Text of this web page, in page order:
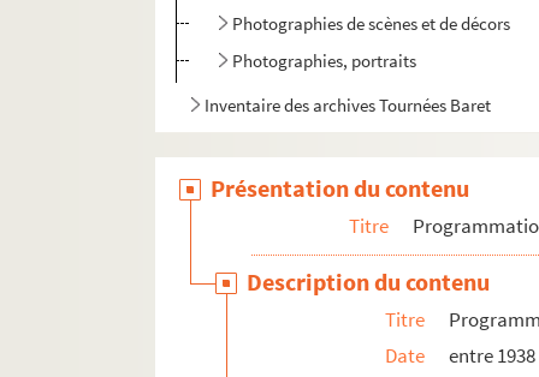
Photographies de scènes et de décors
Photographies, portraits
Inventaire des archives Tournées Baret
Présentation du contenu
Titre
Description du contenu
Titre
Date
entre